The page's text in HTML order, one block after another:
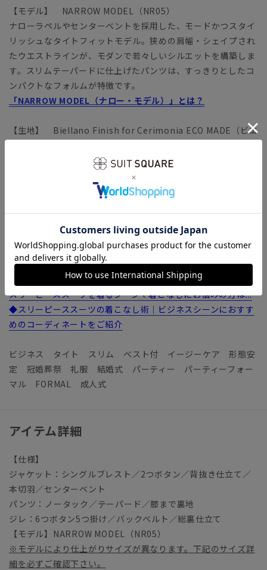
【モデル】 NARROW MODEL（NR05）
ナローラペルやセンターベントを採用した、モードかつスタイ
リッシュなタイトフィットモデル。狭めの肩幅・シェイプされ
たウエストラインが、モダンで若々しいシルエットを構築しま
す。スリムテーパードに仕上げたパンツは、すっきりとしたコ
ンパクトなフォルムが特徴です。
「NARROW MODEL（ナロー・モデル）」とは？
【生地】 Biellano Finish for Cerimonia ECO MADE（ビエ
イタリア技術者の指導を受け、原料選定から紡績、織布、仕上
げまでの加工に、イタリアのノウハウを導入して作り上げた生
地のこと。「Cerimonia（チェルモニア）」は、ビジネスから
RENU（レニュー）を混紡した「ECO MADE」。19.0マイクロ
ンのリッチな風合いを損なうことなく、動物や地球環境への配
慮を両立しました。サラッとしたクリアツイルは、ストレッチ
性に優れているうえロングシーズン着用しやすいのも◎
スリーピーススーツを着るシーンや着こなしにお悩みの方は...
◆スリーピーススーツの着こなし術｜ビジネスシーンにおすす
めのコーディネートをご紹介
ビジネス タイト スリム ベスト付 イージーケア 形態安
定 冠婚葬祭 礼服 結婚式 パーティー パーティーフォー
マル FORMAL 成人式
アイテム詳細
【仕様】
ジャケット：シングルブレスト／2つボタン／背抜き仕立て／
本切羽／センターベント
パンツ：ノータック／テーパード／膝まで裏地
ジレ：6つボタン5つ掛け／バックベルト／総裏仕立て
【モデル】NARROW MODEL（NR05）
※モデルにより仕上がりサイズが異なります。下記のサイズ詳
細を必ずご確認下さい。